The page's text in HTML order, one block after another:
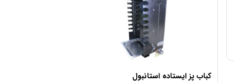
کباب پز ایستاده استانبول